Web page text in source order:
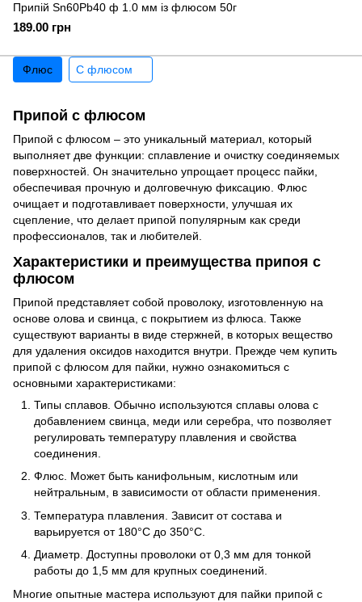
Припій Sn60Pb40 ф 1.0 мм із флюсом 50г
189.00 грн
Припой с флюсом
Припой с флюсом – это уникальный материал, который
выполняет две функции: сплавление и очистку соединяемых
поверхностей. Он значительно упрощает процесс пайки,
обеспечивая прочную и долговечную фиксацию. Флюс
очищает и подготавливает поверхности, улучшая их
сцепление, что делает припой популярным как среди
профессионалов, так и любителей.
Характеристики и преимущества припоя с
флюсом
Припой представляет собой проволоку, изготовленную на
основе олова и свинца, с покрытием из флюса. Также
существуют варианты в виде стержней, в которых вещество
для удаления оксидов находится внутри. Прежде чем купить
припой с флюсом для пайки, нужно ознакомиться с
основными характеристиками:
Типы сплавов. Обычно используются сплавы олова с
добавлением свинца, меди или серебра, что позволяет
регулировать температуру плавления и свойства
соединения.
Флюс. Может быть канифольным, кислотным или
нейтральным, в зависимости от области применения.
Температура плавления. Зависит от состава и
варьируется от 180°C до 350°C.
Диаметр. Доступны проволоки от 0,3 мм для тонкой
работы до 1,5 мм для крупных соединений.
Многие опытные мастера используют для пайки припой с
Флюс С флюсом